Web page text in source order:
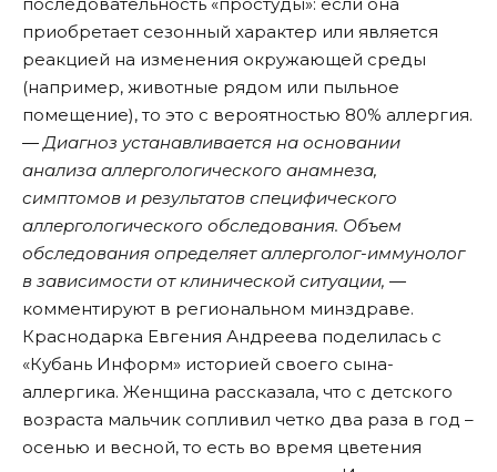
приобретает сезонный характер или является
реакцией на изменения окружающей среды
(например, животные рядом или пыльное
помещение), то это с вероятностью 80% аллергия.
― Диагноз устанавливается на основании
анализа аллергологического анамнеза,
симптомов и результатов специфического
аллергологического обследования. Объем
обследования определяет аллерголог-иммунолог
в зависимости от клинической ситуации, ―
комментируют в региональном минздраве.
Краснодарка Евгения Андреева поделилась с
«Кубань Информ» историей своего сына-
аллергика. Женщина рассказала, что с детского
возраста мальчик сопливил четко два раза в год –
осенью и весной, то есть во время цветения